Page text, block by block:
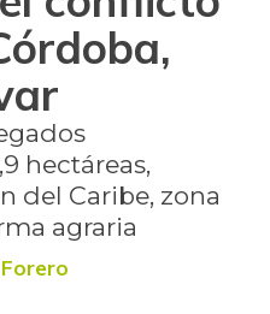
hectáreas,
del Caribe, zona
agraria